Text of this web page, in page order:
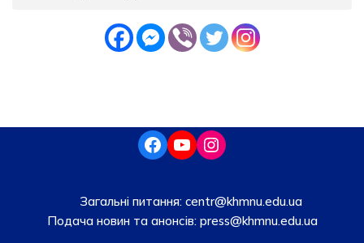
Загальні питання: centr@khmnu.edu.ua
Подача новин та анонсів:press@khmnu.edu.ua